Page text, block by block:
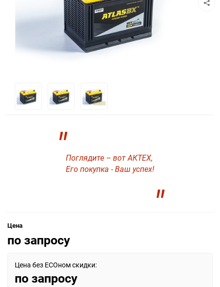
"Поглядите – вот АКТЕХ,
Его покупка - Ваш успех!
"
Цена
по запросу
Цена без ECOном скидки:
по запросу